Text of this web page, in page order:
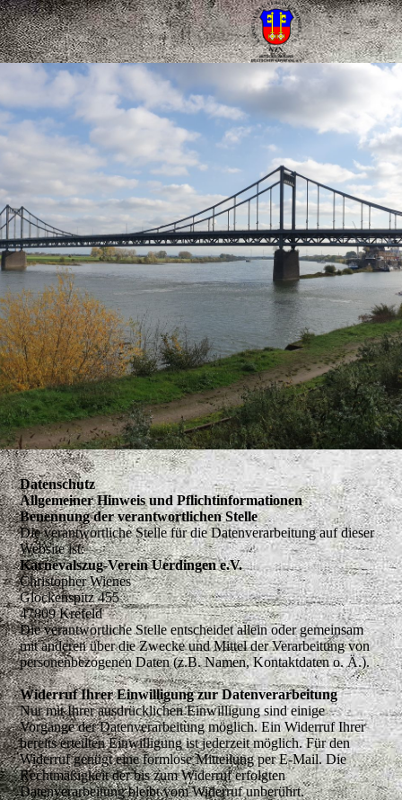
Datenschutz
Allgemeiner Hinweis und Pflichtinformationen
Benennung der verantwortlichen Stelle
Die verantwortliche Stelle für die Datenverarbeitung auf dieser
Website ist:
Karnevalszug-Verein Uerdingen e.V.
Christopher Wienes
Glockenspitz 455
47809 Krefeld
Die verantwortliche Stelle entscheidet allein oder gemeinsam
mit anderen über die Zwecke und Mittel der Verarbeitung von
personenbezogenen Daten (z.B. Namen, Kontaktdaten o. Ä.).
Widerruf Ihrer Einwilligung zur Datenverarbeitung
Nur mit Ihrer ausdrücklichen Einwilligung sind einige
Vorgänge der Datenverarbeitung möglich. Ein Widerruf Ihrer
bereits erteilten Einwilligung ist jederzeit möglich. Für den
Widerruf genügt eine formlose Mitteilung per E-Mail. Die
Rechtmäßigkeit der bis zum Widerruf erfolgten
Datenverarbeitung bleibt vom Widerruf unberührt.